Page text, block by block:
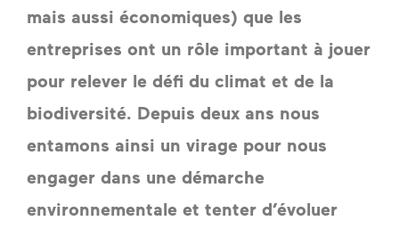
mais aussi économiques) que les
entreprises ont un rôle important à jouer
pour relever le défi du climat et de la
biodiversité. Depuis deux ans nous
entamons ainsi un virage pour nous
engager dans une démarche
environnementale et tenter d’évoluer